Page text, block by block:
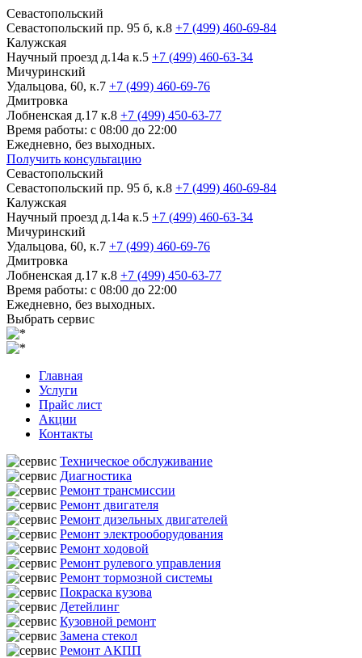
Севастопольский
Севастопольский пр. 95 б, к.8 +7 (499) 460-69-84
Калужская
Научный проезд д.14а к.5 +7 (499) 460-63-34
Мичуринский
Удальцова, 60, к.7 +7 (499) 460-69-76
Дмитровка
Лобненская д.17 к.8 +7 (499) 450-63-77
Время работы: с 08:00 до 22:00
Ежедневно, без выходных.
Получить консультацию
Севастопольский
Севастопольский пр. 95 б, к.8 +7 (499) 460-69-84
Калужская
Научный проезд д.14а к.5 +7 (499) 460-63-34
Мичуринский
Удальцова, 60, к.7 +7 (499) 460-69-76
Дмитровка
Лобненская д.17 к.8 +7 (499) 450-63-77
Время работы: с 08:00 до 22:00
Ежедневно, без выходных.
Выбрать сервис
Главная
Услуги
Прайс лист
Акции
Контакты
Техническое обслуживание
Диагностика
Ремонт трансмиссии
Ремонт двигателя
Ремонт дизельных двигателей
Ремонт электрооборудования
Ремонт ходовой
Ремонт рулевого управления
Ремонт тормозной системы
Покраска кузова
Детейлинг
Кузовной ремонт
Замена стекол
Ремонт АКПП